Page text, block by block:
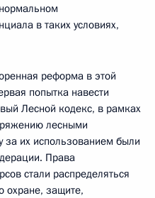
в таких условиях,
реформа в этой
попытка навести
Лесной кодекс, в рамках
лесными
за их использованием были
Права
стали распределяться
охране, защите,